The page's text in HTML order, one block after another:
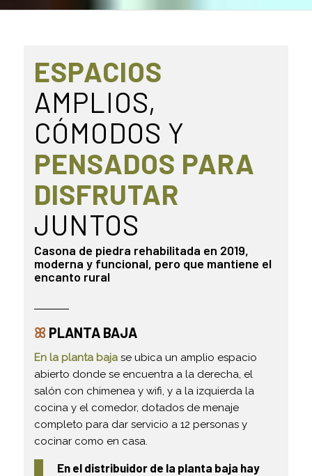
ESPACIOS
AMPLIOS,
CÓMODOS Y
PENSADOS PARA
DISFRUTAR
JUNTOS
Casona de piedra rehabilitada en 2019,
moderna y funcional, pero que mantiene el
encanto rural
ꕤ PLANTA BAJA
En la planta bajase ubica un amplio espacio
abierto donde se encuentra a la derecha, el
salón con chimenea y wifi, y a la izquierda la
cocina y el comedor, dotados de menaje
completo para dar servicio a 12 personas y
cocinar como en casa.
En el distribuidor de la planta baja hay